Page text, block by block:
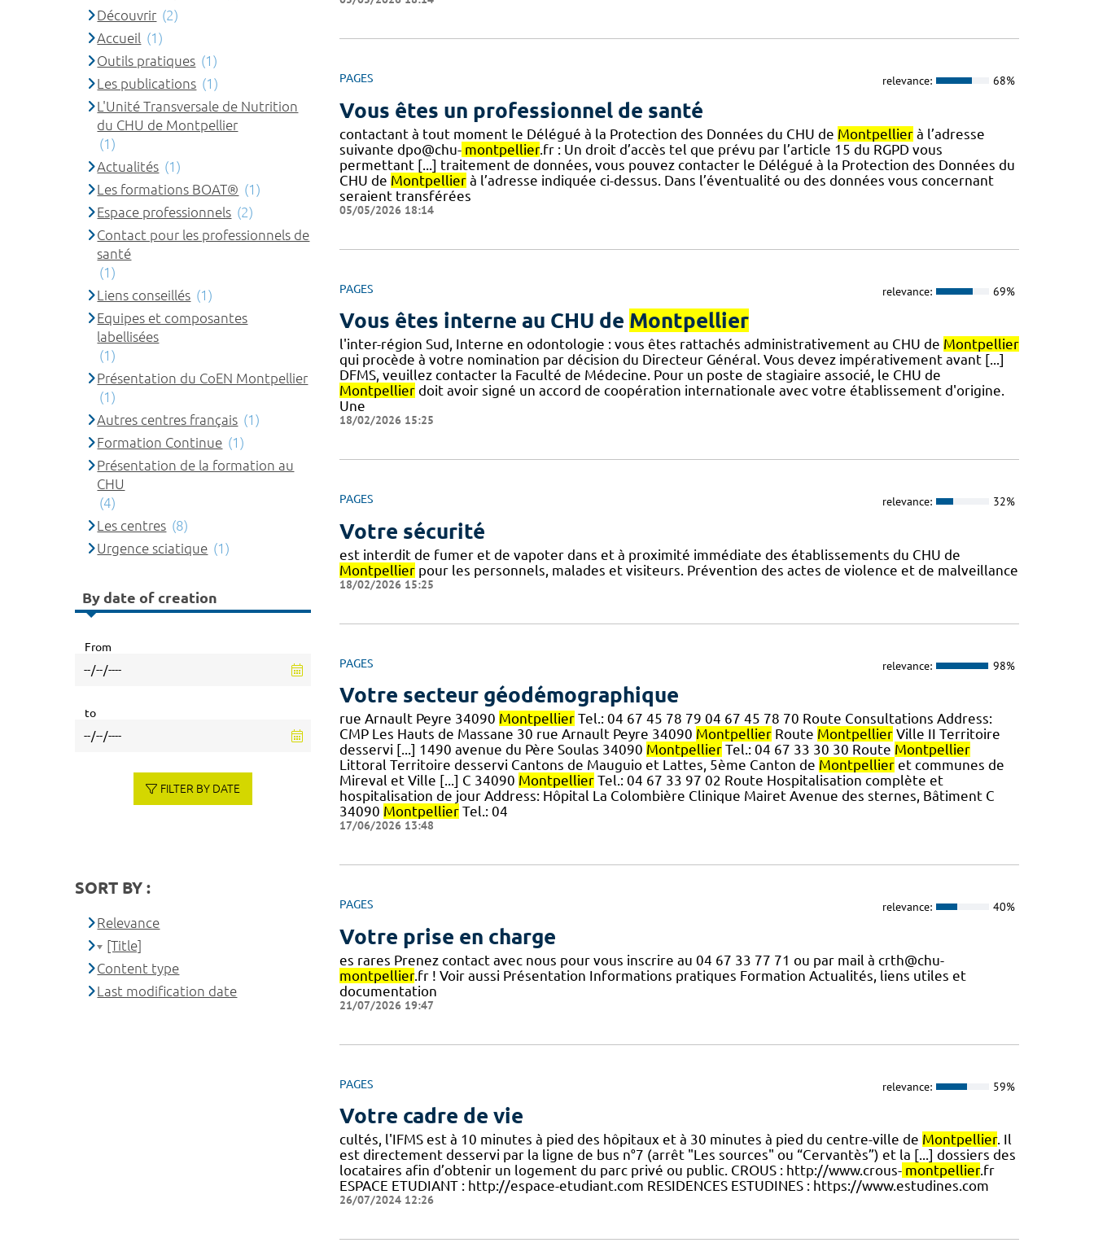
PAGES relevance: 68%
Vous êtes un professionnel de santé
contactant à tout moment le Délégué à la Protection des Données du CHU de Montpellierà l’adresse
suivante dpo@chu- montpellier.fr : Un droit d’accès tel que prévu par l’article 15 du RGPD vous
permettant [...] traitement de données, vous pouvez contacter le Délégué à la Protection des Données du
CHU de Montpellierà l’adresse indiquée ci-dessus. Dans l’éventualité ou des données vous concernant
seraient transférées
05/05/2026 18:14
PAGES relevance: 69%
Vous êtes interne au CHU de Montpellier
l'inter-région Sud, Interne en odontologie : vous êtes rattachés administrativement au CHU de Montpellier
qui procède à votre nomination par décision du Directeur Général. Vous devez impérativement avant [...]
DFMS, veuillez contacter la Faculté de Médecine. Pour un poste de stagiaire associé, le CHU de
Montpellierdoit avoir signé un accord de coopération internationale avec votre établissement d'origine.
Une
18/02/2026 15:25
PAGES relevance: 32%
Votre sécurité
est interdit de fumer et de vapoter dans et à proximité immédiate des établissements du CHU de
Montpellierpour les personnels, malades et visiteurs. Prévention des actes de violence et de malveillance
18/02/2026 15:25
PAGES relevance: 98%
Votre secteur géodémographique
rue Arnault Peyre 34090 MontpellierTel.: 04 67 45 78 79 04 67 45 78 70 Route Consultations Address:
CMP Les Hauts de Massane 30 rue Arnault Peyre 34090 MontpellierRoute MontpellierVille II Territoire
desservi [...] 1490 avenue du Père Soulas 34090 MontpellierTel.: 04 67 33 30 30 Route Montpellier
Littoral Territoire desservi Cantons de Mauguio et Lattes, 5ème Canton de Montpellieret communes de
Mireval et Ville [...] C 34090 MontpellierTel.: 04 67 33 97 02 Route Hospitalisation complète et
hospitalisation de jour Address: Hôpital La Colombière Clinique Mairet Avenue des sternes, Bâtiment C
34090 MontpellierTel.: 04
17/06/2026 13:48
PAGES relevance: 40%
Votre prise en charge
es rares Prenez contact avec nous pour vous inscrire au 04 67 33 77 71 ou par mail à crth@chu-
montpellier.fr ! Voir aussi Présentation Informations pratiques Formation Actualités, liens utiles et
documentation
21/07/2026 19:47
PAGES relevance: 59%
Votre cadre de vie
cultés, l'IFMS est à 10 minutes à pied des hôpitaux et à 30 minutes à pied du centre-ville de Montpellier. Il
est directement desservi par la ligne de bus n°7 (arrêt "Les sources" ou “Cervantès”) et la [...] dossiers des
locataires afin d’obtenir un logement du parc privé ou public. CROUS : http://www.crous- montpellier.fr
ESPACE ETUDIANT : http://espace-etudiant.com RESIDENCES ESTUDINES : https://www.estudines.com
26/07/2024 12:26
Découvrir (2)
Accueil (1)
Outils pratiques (1)
Les publications (1)
L'Unité Transversale de Nutrition
du CHU de Montpellier
(1)
Actualités (1)
Les formations BOAT® (1)
Espace professionnels (2)
Contact pour les professionnels de
santé
(1)
Liens conseillés (1)
Equipes et composantes
labellisées
(1)
Présentation du CoEN Montpellier
(1)
Autres centres français (1)
Formation Continue (1)
Présentation de la formation au
CHU
(4)
Les centres (8)
Urgence sciatique (1)
By date of creation
From
to
FILTER BY DATE
SORT BY :
Relevance
[Title]
Content type
Last modification date